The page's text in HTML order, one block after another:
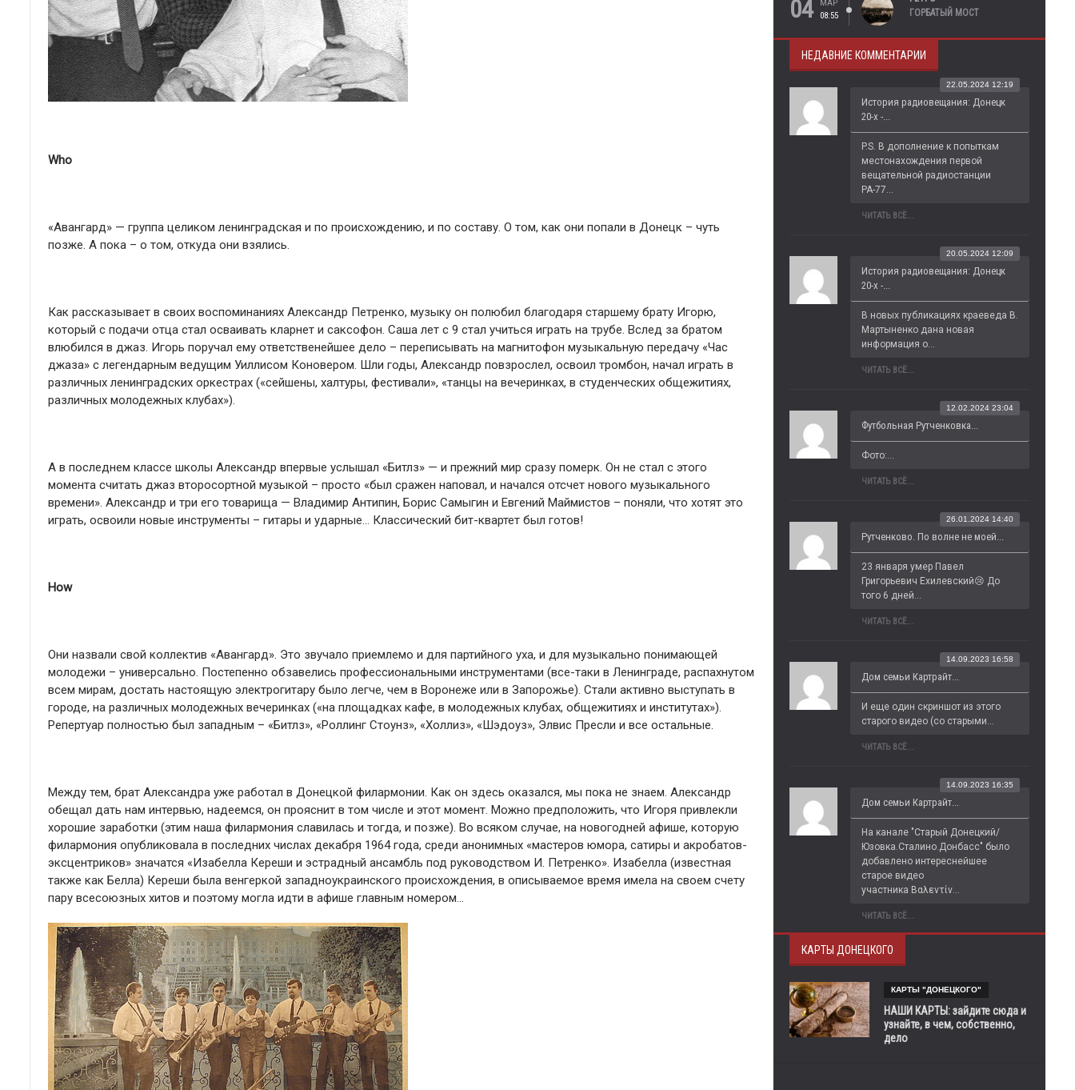
Who
«Авангард» — группа целиком ленинградская и по происхождению, и по составу. О том, как они попали в Донецк – чуть
позже. А пока – о том, откуда они взялись.
Как рассказывает в своих воспоминаниях Александр Петренко, музыку он полюбил благодаря старшему брату Игорю,
который с подачи отца стал осваивать кларнет и саксофон. Саша лет с 9 стал учиться играть на трубе. Вслед за братом
влюбился в джаз. Игорь поручал ему ответственейшее дело – переписывать на магнитофон музыкальную передачу «Час
джаза» с легендарным ведущим Уиллисом Коновером. Шли годы, Александр повзрослел, освоил тромбон, начал играть в
различных ленинградских оркестрах («сейшены, халтуры, фестивали», «танцы на вечеринках, в студенческих общежитиях,
различных молодежных клубах»).
А в последнем классе школы Александр впервые услышал «Битлз» — и прежний мир сразу померк. Он не стал с этого
момента считать джаз второсортной музыкой – просто «был сражен наповал, и начался отсчет нового музыкального
времени». Александр и три его товарища — Владимир Антипин, Борис Самыгин и Евгений Маймистов – поняли, что хотят это
играть, освоили новые инструменты – гитары и ударные… Классический бит-квартет был готов!
How
Они назвали свой коллектив «Авангард». Это звучало приемлемо и для партийного уха, и для музыкально понимающей
молодежи – универсально. Постепенно обзавелись профессиональными инструментами (все-таки в Ленинграде, распахнутом
всем мирам, достать настоящую электрогитару было легче, чем в Воронеже или в Запорожье). Стали активно выступать в
городе, на различных молодежных вечеринках («на площадках кафе, в молодежных клубах, общежитиях и институтах»).
Репертуар полностью был западным – «Битлз», «Роллинг Стоунз», «Холлиз», «Шэдоуз», Элвис Пресли и все остальные.
Между тем, брат Александра уже работал в Донецкой филармонии. Как он здесь оказался, мы пока не знаем. Александр
обещал дать нам интервью, надеемся, он прояснит в том числе и этот момент. Можно предположить, что Игоря привлекли
хорошие заработки (этим наша филармония славилась и тогда, и позже). Во всяком случае, на новогодней афише, которую
филармония опубликовала в последних числах декабря 1964 года, среди анонимных «мастеров юмора, сатиры и акробатов-
эксцентриков» значатся «Изабелла Кереши и эстрадный ансамбль под руководством И. Петренко». Изабелла (известная
также как Белла) Кереши была венгеркой западноукраинского происхождения, в описываемое время имела на своем счету
пару всесоюзных хитов и поэтому могла идти в афише главным номером…
04
МАР
08:55
ГОРБАТЫЙ МОСТ
НЕДАВНИЕ КОММЕНТАРИИ
История радиовещания: Донецк
20-х -...
22.05.2024 12:19
P.S. В дополнение к попыткам
местонахождения первой
вещательной радиостанции
РА-77...
ЧИТАТЬ ВСЁ...
История радиовещания: Донецк
20-х -...
20.05.2024 12:09
В новых публикациях краеведа В.
Мартыненко дана новая
информация о...
ЧИТАТЬ ВСЁ...
Футбольная Рутченковка...
12.02.2024 23:04
Фото:...
ЧИТАТЬ ВСЁ...
Рутченково. По волне не моей...
26.01.2024 14:40
23 января умер Павел
Григорьевич Ехилевский😢 До
того 6 дней...
ЧИТАТЬ ВСЁ...
Дом семьи Картрайт...
14.09.2023 16:58
И еще один скриншот из этого
старого видео (со старыми...
ЧИТАТЬ ВСЁ...
Дом семьи Картрайт...
14.09.2023 16:35
На канале "Старый Донецкий/
Юзовка.Сталино.Донбасс" было
добавлено интереснейшее
старое видео
участника Βαλεντίν...
ЧИТАТЬ ВСЁ...
КАРТЫ ДОНЕЦКОГО
КАРТЫ "ДОНЕЦКОГО"
НАШИ КАРТЫ: зайдите сюда и
узнайте, в чем, собственно,
дело